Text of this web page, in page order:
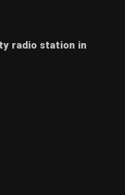
radio station in